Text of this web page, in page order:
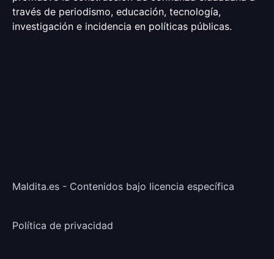
través de periodismo, educación, tecnología,
investigación e incidencia en políticas públicas.
Maldita.es - Contenidos bajo licencia específica
Política de privacidad